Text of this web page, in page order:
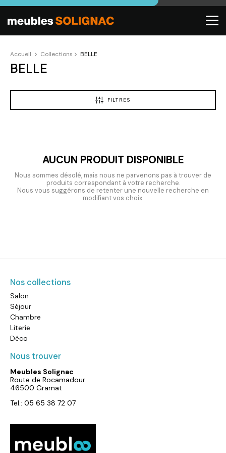
Accueil Collections BELLE
BELLE
FILTRES
AUCUN PRODUIT DISPONIBLE
Nous sommes désolé, mais nous ne parvenons pas à trouver de
produits correspondant à votre recherche.
Nous vous suggérons de retenter une nouvelle recherche en
modifiant vos choix.
Nos collections
Salon
Séjour
Chambre
Literie
Déco
Nous trouver
Meubles Solignac
Route de Rocamadour
46500 Gramat
Tel.: 05 65 38 72 07